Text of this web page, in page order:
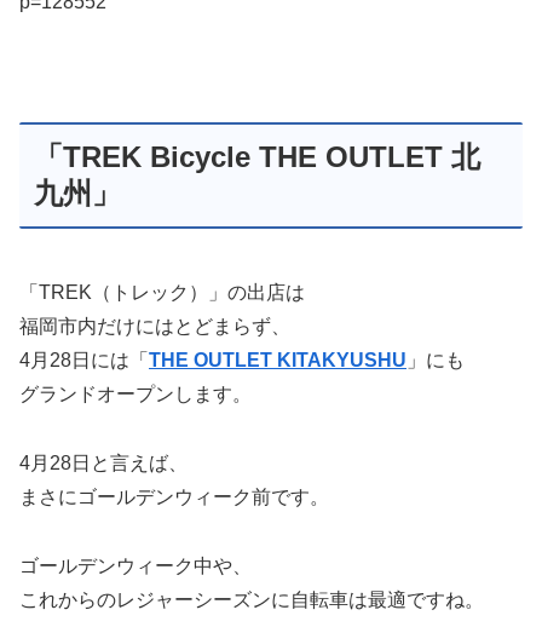
「TREK Bicycle THE OUTLET 北
九州」
「TREK（トレック）」の出店は
福岡市内だけにはとどまらず、
4月28日には「 THE OUTLET KITAKYUSHU 」にも
グランドオープンします。
4月28日と言えば、
まさにゴールデンウィーク前です。
ゴールデンウィーク中や、
これからのレジャーシーズンに自転車は最適ですね。